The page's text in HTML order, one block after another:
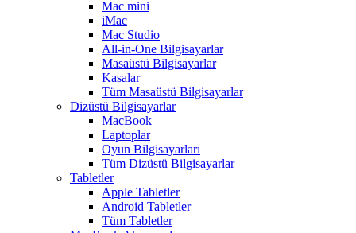
Mac mini
iMac
Mac Studio
All-in-One Bilgisayarlar
Masaüstü Bilgisayarlar
Kasalar
Tüm Masaüstü Bilgisayarlar
Dizüstü Bilgisayarlar
MacBook
Laptoplar
Oyun Bilgisayarları
Tüm Dizüstü Bilgisayarlar
Tabletler
Apple Tabletler
Android Tabletler
Tüm Tabletler